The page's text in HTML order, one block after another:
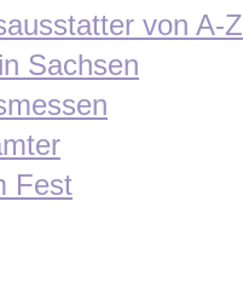
von A-Z
Sachsen
Fest